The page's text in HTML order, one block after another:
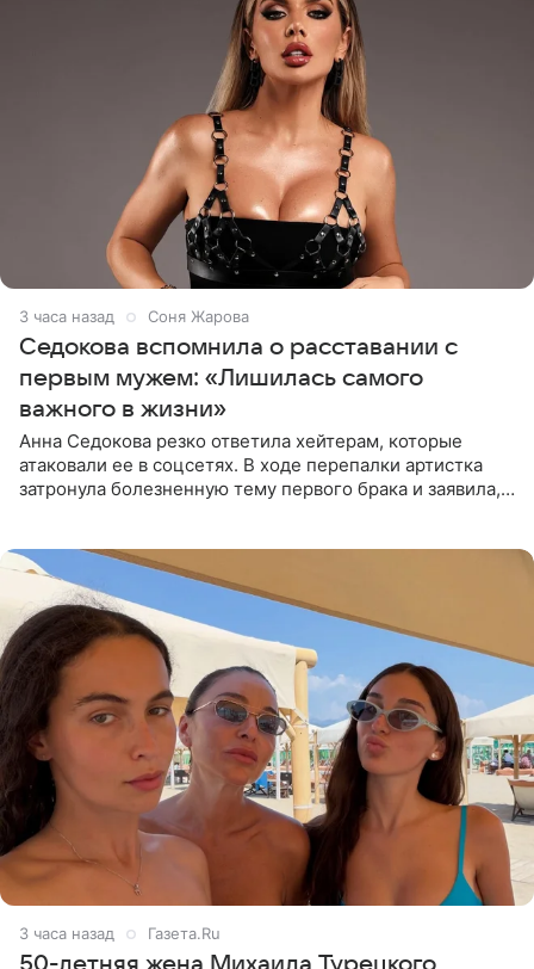
3 часа назад Соня Жарова
Седокова вспомнила о расставании с
первым мужем: «Лишилась самого
важного в жизни»
Анна Седокова резко ответила хейтерам, которые
атаковали ее в соцсетях. В ходе перепалки артистка
затронула болезненную тему первого брака и заявила,
3 часа назад Газета.Ru